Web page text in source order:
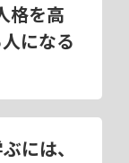
格を高
になる
には、